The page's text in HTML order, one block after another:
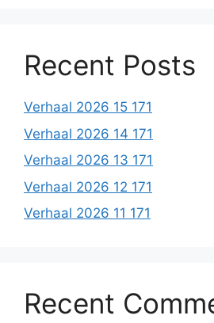
Recent Posts
Verhaal 2026 15 171
Verhaal 2026 14 171
Verhaal 2026 13 171
Verhaal 2026 12 171
Verhaal 2026 11 171
Recent